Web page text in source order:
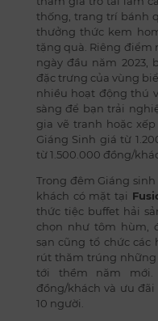
thống, trang trí bánh
thưởng thức kem
tặng quà. Riêng điểm
ngày đầu năm 2023,
đặc trưng của vùng
nhiều hoạt động thú
sàng để bạn trải
gia vẽ tranh hoặc
Giáng Sinh giá từ
từ 1.500.000 đồng/
Trong đêm Giáng
khách có mặt tại
thức tiệc buffet hải
chọn như tôm hùm,
sạn cũng tổ chức các
rút thăm trúng
tới thềm năm mới.
đồng/khách và ưu
10 người.